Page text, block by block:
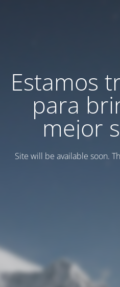
Estamos
para
mejor
Site will be available soon.